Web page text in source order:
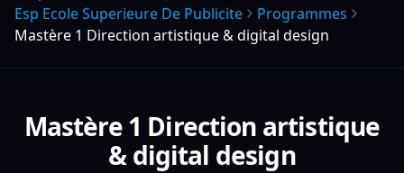
Esp Ecole Superieure De Publicite
Programmes
Mastère 1 Direction artistique & digital design
Mastère 1 Direction artistique
& digital design